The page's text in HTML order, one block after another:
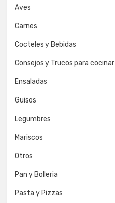
Aves
Carnes
Cocteles y Bebidas
Consejos y Trucos para cocinar
Ensaladas
Guisos
Legumbres
Mariscos
Otros
Pan y Bolleria
Pasta y Pizzas